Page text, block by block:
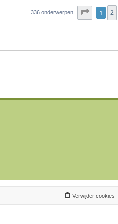
336 onderwerpen Pagina1
1 2
Verwijder cookies